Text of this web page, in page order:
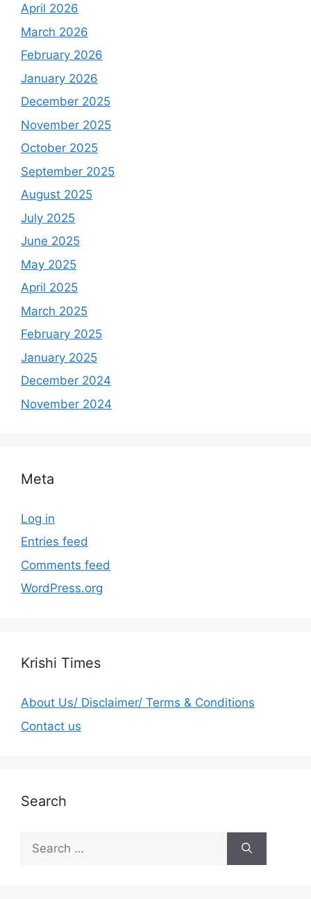
April 2026
March 2026
February 2026
January 2026
December 2025
November 2025
October 2025
September 2025
August 2025
July 2025
June 2025
May 2025
April 2025
March 2025
February 2025
January 2025
December 2024
November 2024
Meta
Log in
Entries feed
Comments feed
WordPress.org
Krishi Times
About Us/ Disclaimer/ Terms & Conditions
Contact us
Search